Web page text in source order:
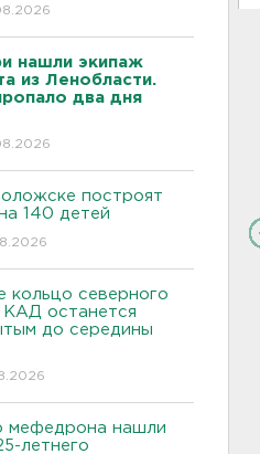
нашли экипаж
из Ленобласти.
два дня
построят
140 детей
кольцо северного
КАД останется
до середины
мефедрона нашли
летнего